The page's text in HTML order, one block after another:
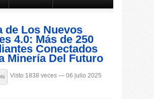
de Los Nuevos
4.0: Más de 250
Conectados
Minería Del Futuro
Visto 1838 veces — 06 julio 2025